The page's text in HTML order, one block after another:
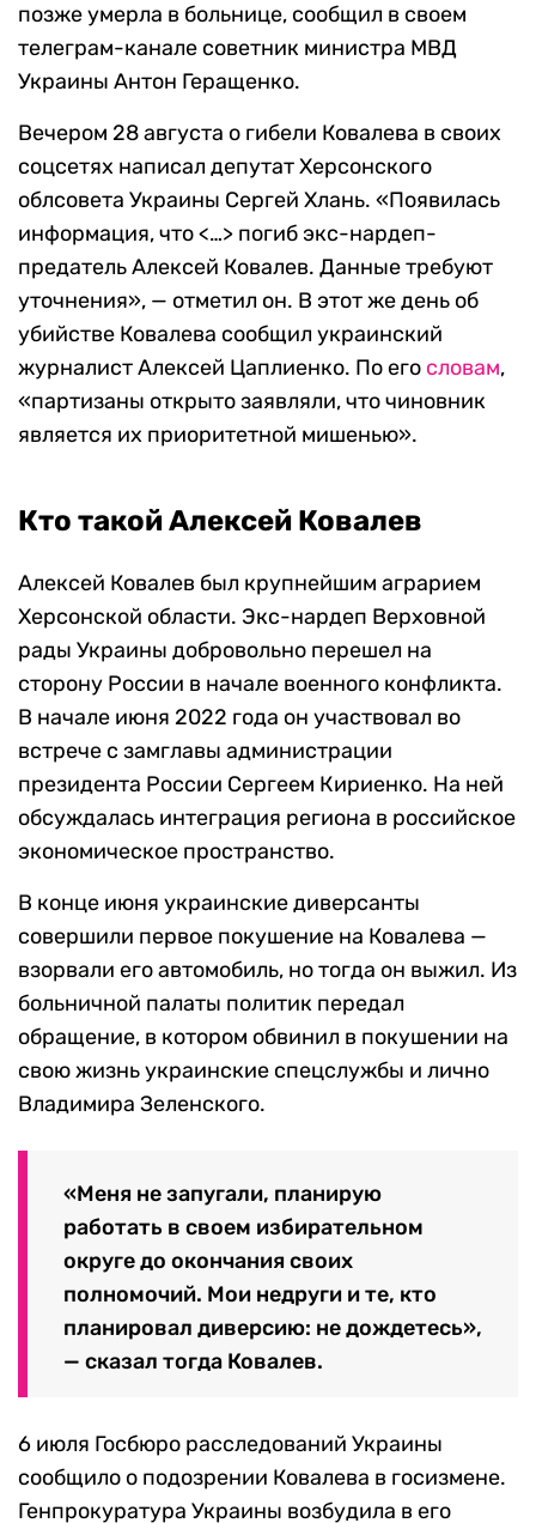
позже умерла в больнице, сообщил в своем
телеграм-канале советник министра МВД
Украины Антон Геращенко.
Вечером 28 августа о гибели Ковалева в своих
соцсетях написал депутат Херсонского
облсовета Украины Сергей Хлань. «Появилась
информация, что <…> погиб экс-нардеп-
предатель Алексей Ковалев. Данные требуют
уточнения», — отметил он. В этот же день об
убийстве Ковалева сообщил украинский
журналист Алексей Цаплиенко. По его словам,
«партизаны открыто заявляли, что чиновник
является их приоритетной мишенью».
Кто такой Алексей Ковалев
Алексей Ковалев был крупнейшим аграрием
Херсонской области. Экс-нардеп Верховной
рады Украины добровольно перешел на
сторону России в начале военного конфликта.
В начале июня 2022 года он участвовал во
встрече с замглавы администрации
президента России Сергеем Кириенко. На ней
обсуждалась интеграция региона в российское
экономическое пространство.
В конце июня украинские диверсанты
совершили первое покушение на Ковалева —
взорвали его автомобиль, но тогда он выжил. Из
больничной палаты политик передал
обращение, в котором обвинил в покушении на
свою жизнь украинские спецслужбы и лично
Владимира Зеленского.
«Меня не запугали, планирую
работать в своем избирательном
округе до окончания своих
полномочий. Мои недруги и те, кто
планировал диверсию: не дождетесь»,
— сказал тогда Ковалев.
6 июля Госбюро расследований Украины
сообщило о подозрении Ковалева в госизмене.
Генпрокуратура Украины возбудила в его